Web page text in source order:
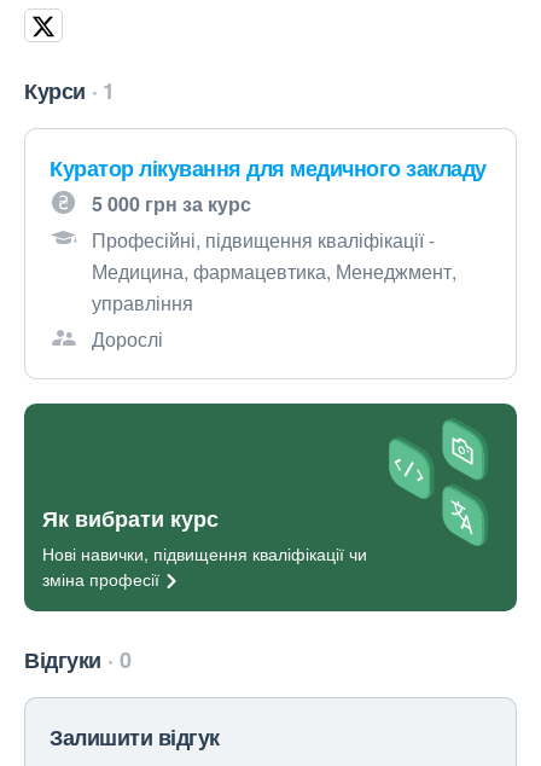
Курси 1
Куратор лікування для медичного закладу
5 000 грн за курс
Професійні, підвищення кваліфікації -
Медицина, фармацевтика, Менеджмент,
управління
Дорослі
Як вибрати курс
Нові навички, підвищення кваліфікації чи
зміна професії
Відгуки 0
Залишити відгук